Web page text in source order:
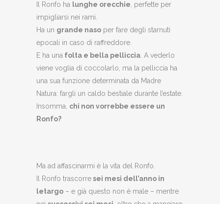
Il Ronfo ha lunghe orecchie , perfette per
impigliarsi nei rami.
Ha un grande naso per fare degli starnuti
epocali in caso di raffreddore.
E ha una folta e bella pelliccia . A vederlo
viene voglia di coccolarlo, ma la pelliccia ha
una sua funzione determinata da Madre
Natura: fargli un caldo bestiale durante l’estate.
Insomma, chi non vorrebbe essere un
Ronfo?
Ma ad affascinarmi è la vita del Ronfo.
Il Ronfo trascorresei mesi dell’anno in
letargo – e già questo non è male – mentre